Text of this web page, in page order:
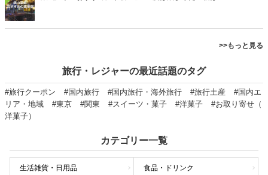
>>もっと見る
旅行・レジャーの最近話題のタグ
#旅行クーポン #国内旅行 #国内旅行・海外旅行 #旅行土産
#国内エ
リア・地域
#東京 #関東 #スイーツ・菓子 #洋菓子
#お取り寄せ（
洋菓子）
カテゴリー一覧
生活雑貨・日用品 食品・ドリンク